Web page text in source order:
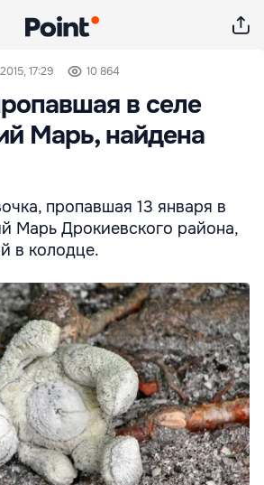
17:29 10 864
в селе
Марь, найдена
пропавшая 13 января в
Марь Дрокиевского района,
в колодце.